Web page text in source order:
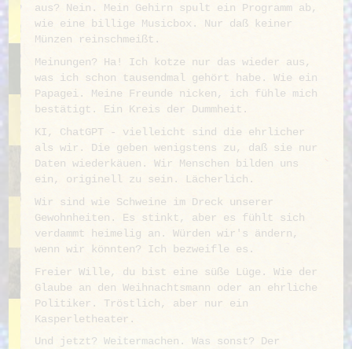
aus? Nein. Mein Gehirn spult ein Programm ab,
wie eine billige Musicbox. Nur daß keiner
Münzen reinschmeißt.
Meinungen? Ha! Ich kotze nur das wieder aus,
was ich schon tausendmal gehört habe. Wie ein
Papagei. Meine Freunde nicken, ich fühle mich
bestätigt. Ein Kreis der Dummheit.
KI, ChatGPT - vielleicht sind die ehrlicher
als wir. Die geben wenigstens zu, daß sie nur
Daten wiederkäuen. Wir Menschen bilden uns
ein, originell zu sein. Lächerlich.
Wir sind wie Schweine im Dreck unserer
Gewohnheiten. Es stinkt, aber es fühlt sich
verdammt heimelig an. Würden wir's ändern,
wenn wir könnten? Ich bezweifle es.
Freier Wille, du bist eine süße Lüge. Wie der
Glaube an den Weihnachtsmann oder an ehrliche
Politiker. Tröstlich, aber nur ein
Kasperletheater.
Und jetzt? Weitermachen. Was sonst? Der